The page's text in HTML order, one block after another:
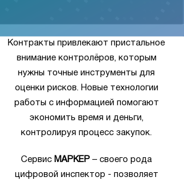
Контракты привлекают пристальное
внимание контролёров, которым
нужны точные инструменты для
оценки рисков. Новые технологии
работы с информацией помогают
экономить время и деньги,
контролируя процесс закупок.
Сервис МАРКЕР – своего рода
цифровой инспектор - позволяет